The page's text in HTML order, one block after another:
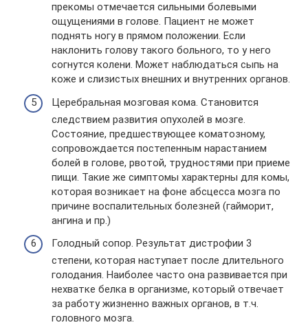
прекомы отмечается сильными болевыми
ощущениями в голове. Пациент не может
поднять ногу в прямом положении. Если
наклонить голову такого больного, то у него
согнутся колени. Может наблюдаться сыпь на
коже и слизистых внешних и внутренних органов.
Церебральная мозговая кома. Становится
следствием развития опухолей в мозге.
Состояние, предшествующее коматозному,
сопровождается постепенным нарастанием
болей в голове, рвотой, трудностями при приеме
пищи. Такие же симптомы характерны для комы,
которая возникает на фоне абсцесса мозга по
причине воспалительных болезней (гайморит,
ангина и пр.)
Голодный сопор. Результат дистрофии 3
степени, которая наступает после длительного
голодания. Наиболее часто она развивается при
нехватке белка в организме, который отвечает
за работу жизненно важных органов, в т.ч.
головного мозга.